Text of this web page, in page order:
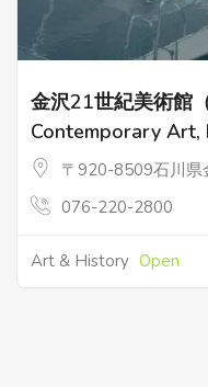
金沢21世紀美術館
Contemporary Art,
〒920-8509石川
076-220-2800
Art & History Open